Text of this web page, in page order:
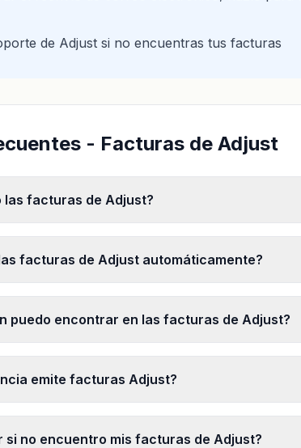
de Adjust si no encuentras tus facturas
- Facturas de Adjust
las facturas de Adjust?
facturas de Adjust automáticamente?
puedo encontrar en las facturas de Adjust?
emite facturas Adjust?
si no encuentro mis facturas de Adjust?